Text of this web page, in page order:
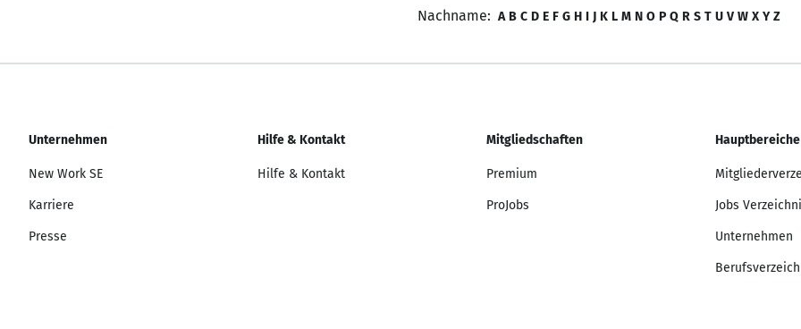
Nachname: A B C D E F G H I J K L M N O P Q R S T U V W X Y Z
Unternehmen
New Work SE
Karriere
Presse
Hilfe & Kontakt
Hilfe & Kontakt
Mitgliedschaften
Premium
ProJobs
Hauptbereiche
Jobs
Unternehmen